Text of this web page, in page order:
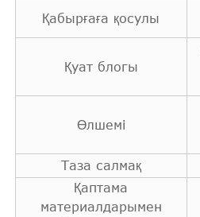
Қабырғаға қосулы
Қуат блогы
Өлшемі
Таза салмақ
Қаптама
материалдарымен